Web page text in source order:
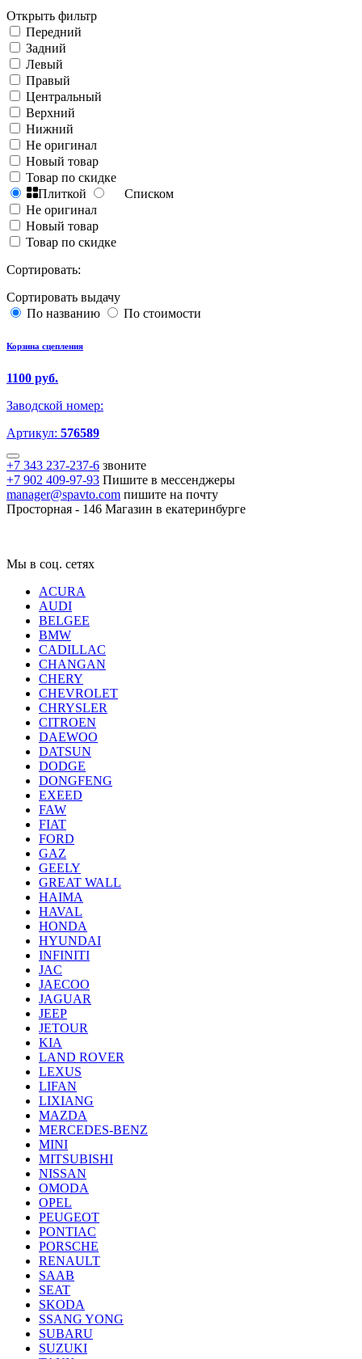
Открыть фильтр
Передний
Задний
Левый
Правый
Центральный
Верхний
Нижний
Не оригинал
Новый товар
Товар по скидке
Плиткой
Списком
Не оригинал
Новый товар
Товар по скидке
Сортировать:
Сортировать выдачу
По названию
По стоимости
Корзина сцепления
1100 руб.
Заводской номер:
Артикул: 576589
+7 343 237-237-6 звоните
+7 902 409-97-93 Пишите в мессенджеры
manager@spavto.com пишите на почту
Просторная - 146 Магазин в екатеринбурге
Мы в соц. сетях
ACURA
AUDI
BELGEE
BMW
CADILLAC
CHANGAN
CHERY
CHEVROLET
CHRYSLER
CITROEN
DAEWOO
DATSUN
DODGE
DONGFENG
EXEED
FAW
FIAT
FORD
GAZ
GEELY
GREAT WALL
HAIMA
HAVAL
HONDA
HYUNDAI
INFINITI
JAC
JAECOO
JAGUAR
JEEP
JETOUR
KIA
LAND ROVER
LEXUS
LIFAN
LIXIANG
MAZDA
MERCEDES-BENZ
MINI
MITSUBISHI
NISSAN
OMODA
OPEL
PEUGEOT
PONTIAC
PORSCHE
RENAULT
SAAB
SEAT
SKODA
SSANG YONG
SUBARU
SUZUKI